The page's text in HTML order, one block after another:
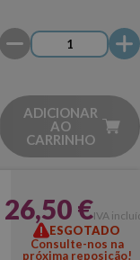
ADICIONAR
AO
CARRINHO
26,50 €IVA
ESGOTADO
Consulte-nos na
próxima reposição!